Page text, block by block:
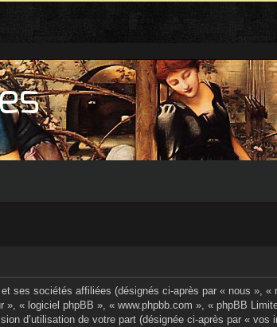
ses sociétés affiliées (désignés ci-après par « nous »,
« logiciel phpBB », « www.phpbb.com », « phpBB
d’utilisation de votre part (désignée ci-après par « vos